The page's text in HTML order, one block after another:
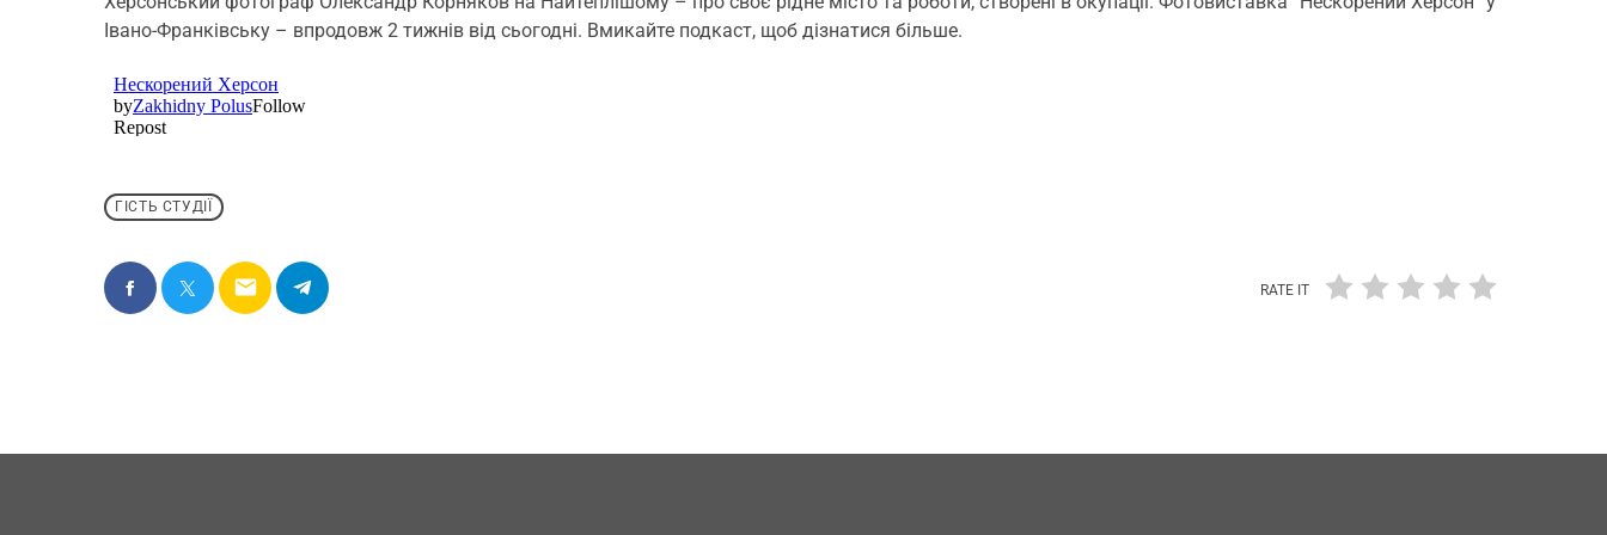
Івано-Франківську – впродовж 2 тижнів від сьогодні. Вмикайте подкаст, щоб дізнатися більше.
ГІСТЬ СТУДІЇ
email RATE IT